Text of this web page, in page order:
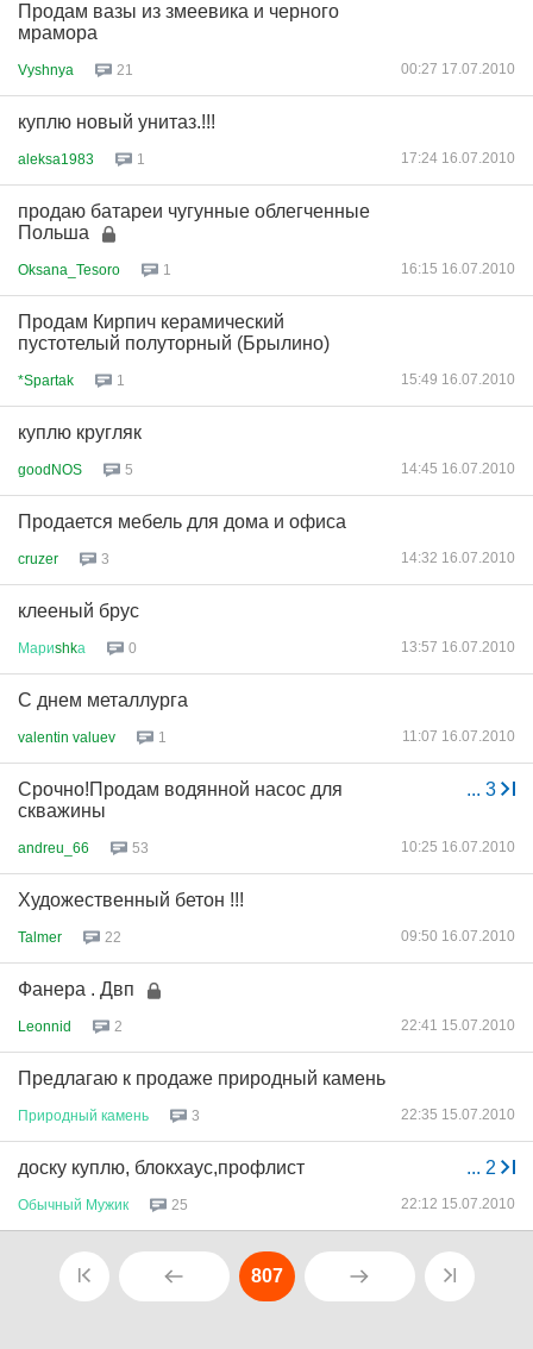
Продам вазы из змеевика и черного
мрамора
Vyshnya 21 00:27 17.07.2010
куплю новый унитаз.!!!
aleksa1983 1 17:24 16.07.2010
продаю батареи чугунные облегченные
Польша
Oksana_Tesoro 1 16:15 16.07.2010
Продам Кирпич керамический
пустотелый полуторный (Брылино)
*Spartak 1 15:49 16.07.2010
куплю кругляк
goodNOS 5 14:45 16.07.2010
Продается мебель для дома и офиса
cruzer 3 14:32 16.07.2010
клееный брус
Мариshkа 0 13:57 16.07.2010
С днем металлурга
valentin valuev 1 11:07 16.07.2010
... 3
Срочно!Продам водянной насос для
скважины
andreu_66 53 10:25 16.07.2010
Художественный бетон !!!
Talmer 22 09:50 16.07.2010
Фанера . Двп
Leonnid 2 22:41 15.07.2010
Предлагаю к продаже природный камень
Природный камень 3 22:35 15.07.2010
... 2
доску куплю, блокхаус,профлист
Обычный Мужик 25 22:12 15.07.2010
807